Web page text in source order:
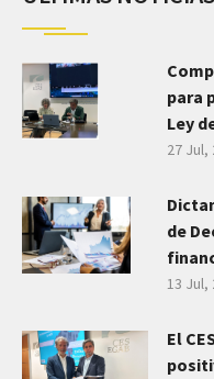
para
Ley
27 Jul,
de
13 Jul,
El